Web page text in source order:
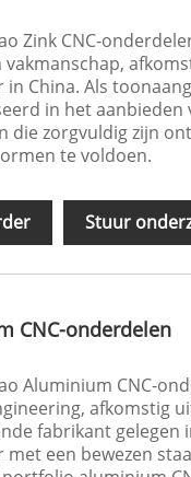
Zink CNC-
vakmanschap,
in China. Als
in het
die zorgvuldig zijn
te voldoen.
Stuur
CNC-onderdelen
Aluminium CNC-
afkomstig
fabrikant gelegen
met een bewezen